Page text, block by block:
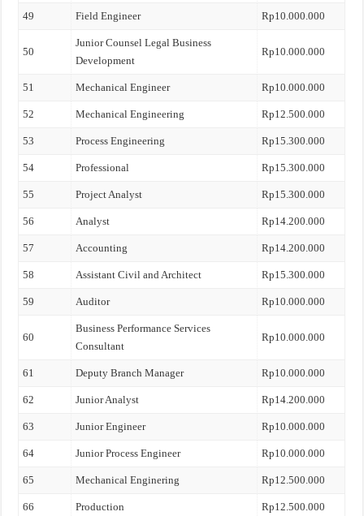
49 Field Engineer Rp10.000.000
50
Junior Counsel Legal Business
Development
Rp10.000.000
51 Mechanical Engineer Rp10.000.000
52 Mechanical Engineering Rp12.500.000
53 Process Engineering Rp15.300.000
54 Professional Rp15.300.000
55 Project Analyst Rp15.300.000
56 Analyst Rp14.200.000
57 Accounting Rp14.200.000
58 Assistant Civil and Architect Rp15.300.000
59 Auditor Rp10.000.000
60
Business Performance Services
Consultant
Rp10.000.000
61 Deputy Branch Manager Rp10.000.000
62 Junior Analyst Rp14.200.000
63 Junior Engineer Rp10.000.000
64 Junior Process Engineer Rp10.000.000
65 Mechanical Enginering Rp12.500.000
66 Production Rp12.500.000